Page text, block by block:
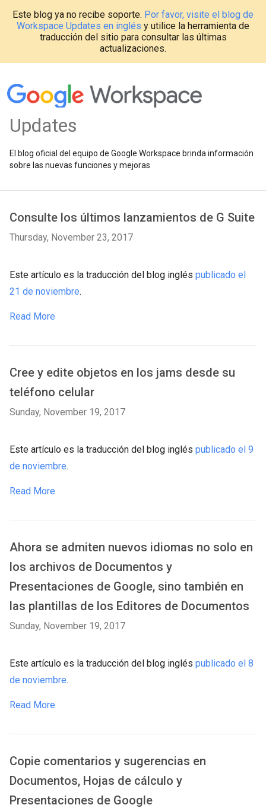
Este blog ya no recibe soporte. Por favor, visite el blog de
Workspace Updates en inglés y utilice la herramienta de
traducción del sitio para consultar las últimas
actualizaciones.
Updates
El blog oficial del equipo de Google Workspace brinda información
sobre las nuevas funciones y mejoras
Consulte los últimos lanzamientos de G Suite
Thursday, November 23, 2017
Este artículo es la traducción del blog inglés publicado el
21 de noviembre.
Read More
Cree y edite objetos en los jams desde su
teléfono celular
Sunday, November 19, 2017
Este artículo es la traducción del blog inglés publicado el 9
de noviembre.
Read More
Ahora se admiten nuevos idiomas no solo en
los archivos de Documentos y
Presentaciones de Google, sino también en
las plantillas de los Editores de Documentos
Sunday, November 19, 2017
Este artículo es la traducción del blog inglés publicado el 8
de noviembre.
Read More
Copie comentarios y sugerencias en
Documentos, Hojas de cálculo y
Presentaciones de Google